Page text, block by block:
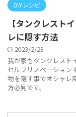
DIYレシピ
【タンクレスト
レに隠す方法
2023/2/23
我が家もタンクレスト
セルフリノベーション
物を隠す事でオシャレ
方必見です。